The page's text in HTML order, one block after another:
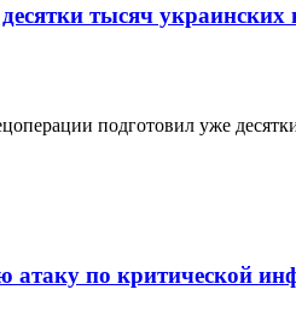
тысяч украинских
подготовил уже
по критической